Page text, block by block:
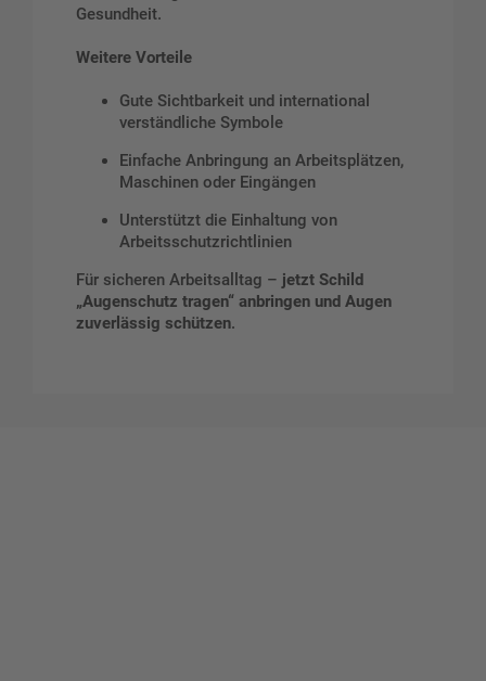
Gesundheit.
Weitere Vorteile
Gute Sichtbarkeit und international
verständliche Symbole
Einfache Anbringung an Arbeitsplätzen,
Maschinen oder Eingängen
Unterstützt die Einhaltung von
Arbeitsschutzrichtlinien
Für sicheren Arbeitsalltag – jetzt Schild
„Augenschutz tragen“ anbringen und Augen
zuverlässig schützen.